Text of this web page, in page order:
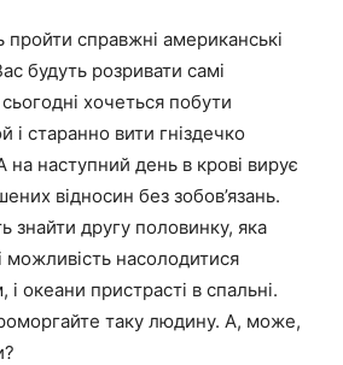
справжні американські
будуть розривати самі
хочеться побути
і старанно вити гніздечко
на наступний день в крові вирує
відносин без зобов’язань.
другу половинку, яка
можливість насолодитися
океани пристрасті в спальні.
таку людину. А, може,